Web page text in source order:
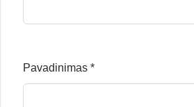
Pavadinimas *